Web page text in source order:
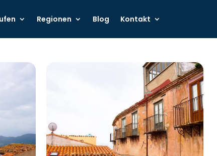
Regionen Blog Kontakt